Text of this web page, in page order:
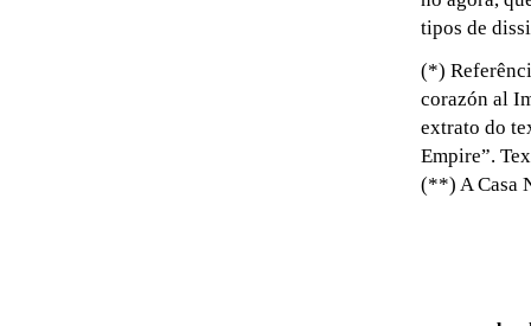
tipos de
(*)
corazón al
extrato do
Empire”.
(**) A Casa